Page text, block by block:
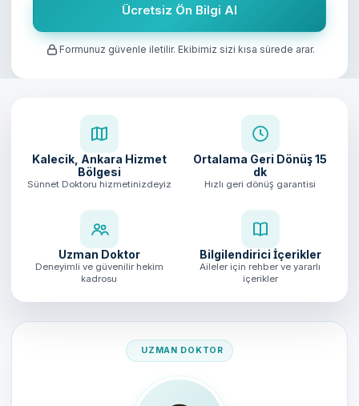
Ücretsiz Ön Bilgi Al
Formunuz güvenle iletilir. Ekibimiz sizi kısa sürede arar.
Kalecik, Ankara Hizmet
Bölgesi
Sünnet Doktoru hizmetinizdeyiz
Ortalama Geri Dönüş15
dk
Hızlı geri dönüş garantisi
Uzman Doktor
Deneyimli ve güvenilir hekim
kadrosu
Bilgilendirici İçerikler
Aileler için rehber ve yararlı
içerikler
Doktorumuz